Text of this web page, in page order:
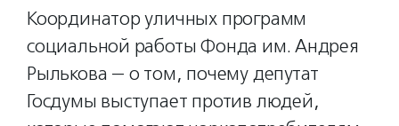
Координатор уличных программ
социальной работы Фонда им. Андрея
Рылькова — о том, почему депутат
Госдумы выступает против людей,